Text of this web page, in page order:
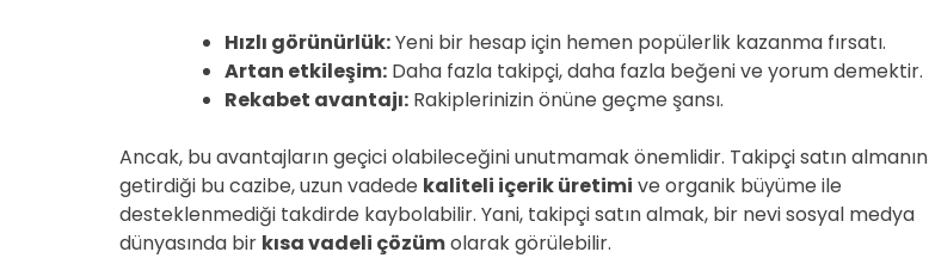
Hızlı görünürlük:Yeni bir hesap için hemen popülerlik kazanma fırsatı.
Artan etkileşim: Daha fazla takipçi, daha fazla beğeni ve yorum demektir.
Rekabet avantajı: Rakiplerinizin önüne geçme şansı.
Ancak, bu avantajların geçici olabileceğini unutmamak önemlidir. Takipçi satın almanın
getirdiği bu cazibe, uzun vadede kaliteli içerik üretimi ve organik büyüme ile
desteklenmediği takdirde kaybolabilir. Yani, takipçi satın almak, bir nevi sosyal medya
dünyasında bir kısa vadeli çözümolarak görülebilir.